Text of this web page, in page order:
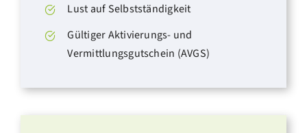
Lust auf Selbstständigkeit
Gültiger Aktivierungs- und
Vermittlungsgutschein (AVGS)